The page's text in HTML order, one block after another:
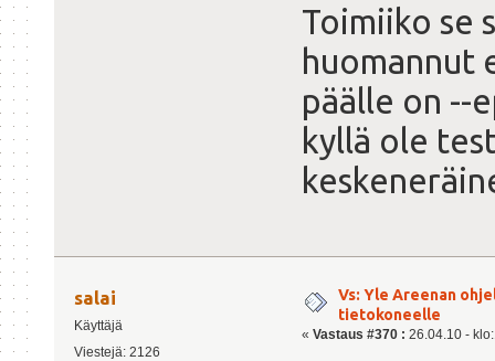
Toimiiko se
huomannut
päälle on --
kyllä ole
salai
Käyttäjä
Viestejä: 2126
Vs: Yle Areenan
tietokoneelle
« Vastaus #370 : 26.04.10 -